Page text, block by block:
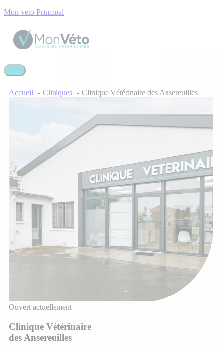
Mon veto Principal
Accueil Cliniques Clinique Vétérinaire des Ansereuilles
Ouvert actuellement
Clinique Vétérinaire
des Ansereuilles